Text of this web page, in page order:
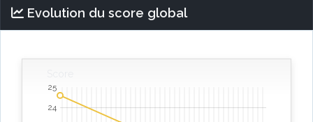
Evolution du score global
24
25